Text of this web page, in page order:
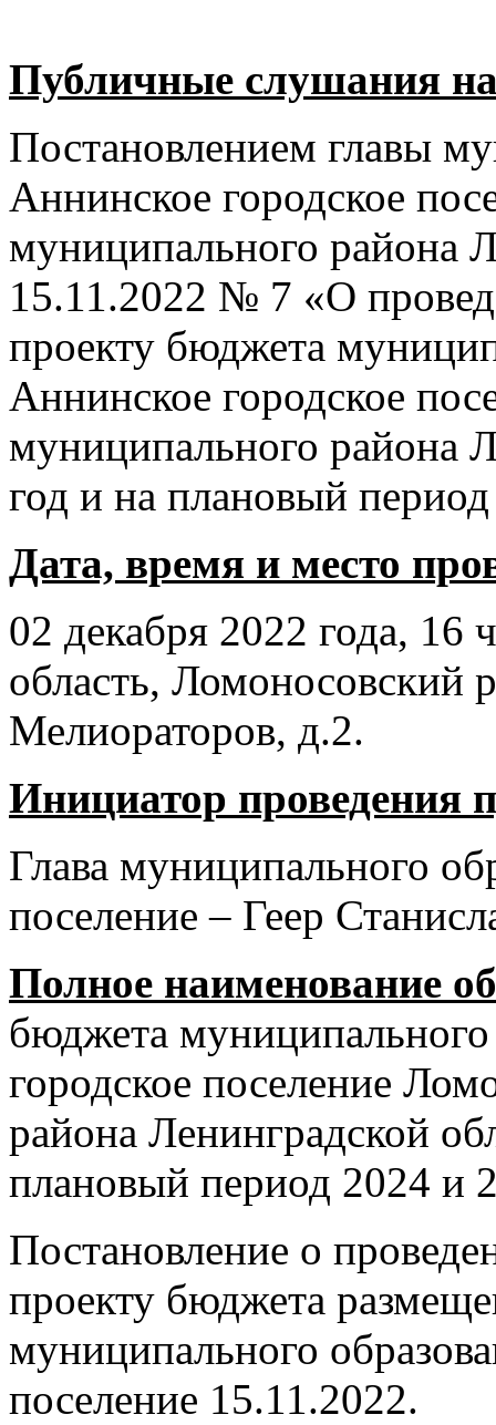
Публичные слушания
Постановлением главы
Аннинское городское
муниципального района
15.11.2022 № 7 «О
проекту бюджета
Аннинское городское
муниципального района
год и на плановый
Дата, время и место
02 декабря 2022 года, 16
область, Ломоносовский
Мелиораторов, д.2.
Инициатор проведения
Глава муниципального
поселение – Геер
Полное наименование
бюджета
городское поселение
района Ленинградской
плановый период 2024 и
Постановление о
проекту бюджета
муниципального
поселение 15.11.2022.